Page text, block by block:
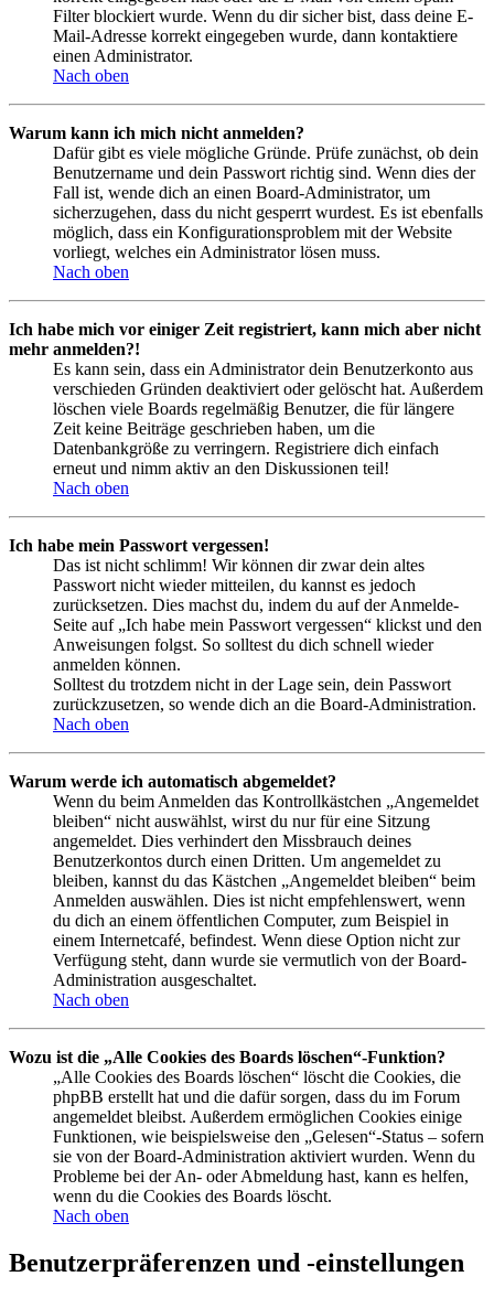
Filter blockiert wurde. Wenn du dir sicher bist, dass deine E-
Mail-Adresse korrekt eingegeben wurde, dann kontaktiere
einen Administrator.
Nach oben
Warum kann ich mich nicht anmelden?
Dafür gibt es viele mögliche Gründe. Prüfe zunächst, ob dein
Benutzername und dein Passwort richtig sind. Wenn dies der
Fall ist, wende dich an einen Board-Administrator, um
sicherzugehen, dass du nicht gesperrt wurdest. Es ist ebenfalls
möglich, dass ein Konfigurationsproblem mit der Website
vorliegt, welches ein Administrator lösen muss.
Nach oben
Ich habe mich vor einiger Zeit registriert, kann mich aber nicht
mehr anmelden?!
Es kann sein, dass ein Administrator dein Benutzerkonto aus
verschieden Gründen deaktiviert oder gelöscht hat. Außerdem
löschen viele Boards regelmäßig Benutzer, die für längere
Zeit keine Beiträge geschrieben haben, um die
Datenbankgröße zu verringern. Registriere dich einfach
erneut und nimm aktiv an den Diskussionen teil!
Nach oben
Ich habe mein Passwort vergessen!
Das ist nicht schlimm! Wir können dir zwar dein altes
Passwort nicht wieder mitteilen, du kannst es jedoch
zurücksetzen. Dies machst du, indem du auf der Anmelde-
Seite auf „Ich habe mein Passwort vergessen“ klickst und den
Anweisungen folgst. So solltest du dich schnell wieder
anmelden können.
Solltest du trotzdem nicht in der Lage sein, dein Passwort
zurückzusetzen, so wende dich an die Board-Administration.
Nach oben
Warum werde ich automatisch abgemeldet?
Wenn du beim Anmelden das Kontrollkästchen „Angemeldet
bleiben“ nicht auswählst, wirst du nur für eine Sitzung
angemeldet. Dies verhindert den Missbrauch deines
Benutzerkontos durch einen Dritten. Um angemeldet zu
bleiben, kannst du das Kästchen „Angemeldet bleiben“ beim
Anmelden auswählen. Dies ist nicht empfehlenswert, wenn
du dich an einem öffentlichen Computer, zum Beispiel in
einem Internetcafé, befindest. Wenn diese Option nicht zur
Verfügung steht, dann wurde sie vermutlich von der Board-
Administration ausgeschaltet.
Nach oben
Wozu ist die „Alle Cookies des Boards löschen“-Funktion?
„Alle Cookies des Boards löschen“ löscht die Cookies, die
phpBB erstellt hat und die dafür sorgen, dass du im Forum
angemeldet bleibst. Außerdem ermöglichen Cookies einige
Funktionen, wie beispielsweise den „Gelesen“-Status – sofern
sie von der Board-Administration aktiviert wurden. Wenn du
Probleme bei der An- oder Abmeldung hast, kann es helfen,
wenn du die Cookies des Boards löscht.
Nach oben
Benutzerpräferenzen und -einstellungen